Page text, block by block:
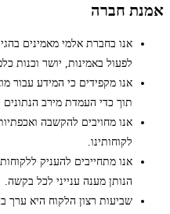
אמנת חברה
אנו בחברת אלמי מאמינים
לפעול באמינות, יושר וכנות
אנו מקפידים כי המידע עבור
תוך כדי העמדת מירב הנתונים
אנו מחויבים להקשבה
לקוחותינו.
אנו מתחייבים להעניק
הנותן מענה ענייני לכל בקשה.
שביעות רצון הלקוח היא ערך